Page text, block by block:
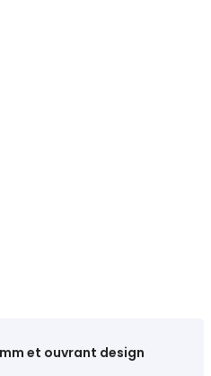
et ouvrant design